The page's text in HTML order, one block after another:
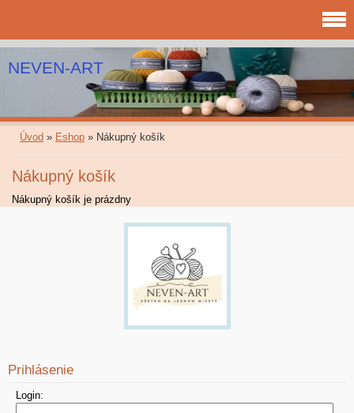
NEVEN-ART
Úvod » Eshop » Nákupný košík
Nákupný košík
Nákupný košík je prázdny
Prihlásenie
Login: